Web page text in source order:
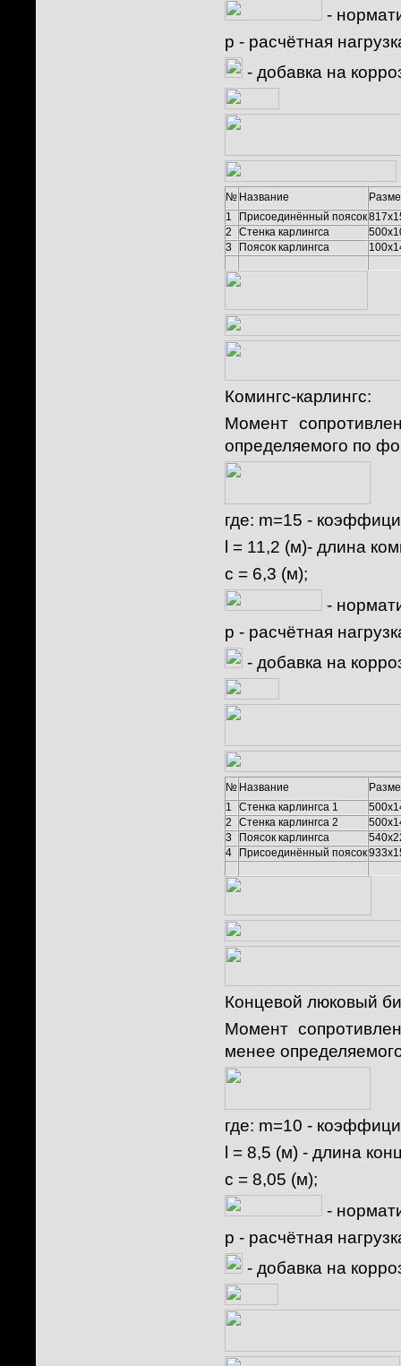
-
p - расчётная
- добавка на
№ Название
1
Присоединённый поясок
2
Стенка карлингса
3
Поясок карлингса
Комингс-карлингс:
Момент
определяемого по
где: m=15 -
l = 11,2 (м)- длина
c = 6,3 (м);
-
p - расчётная
- добавка на
№ Название
1
Стенка карлингса 1
2
Стенка карлингса 2
3
Поясок карлингса
4
Присоединённый поясок
Концевой люковый
Момент
менее
где: m=10 -
l = 8,5 (м) - длина
c = 8,05 (м);
-
p - расчётная
- добавка на